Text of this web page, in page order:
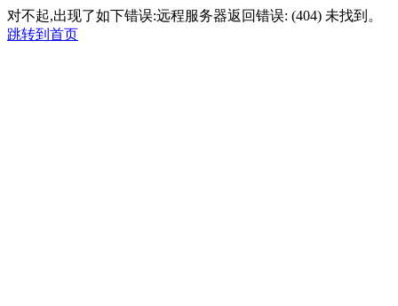
对不起,出现了如下错误:远程服务器返回错误: (404) 未找到。
跳转到首页